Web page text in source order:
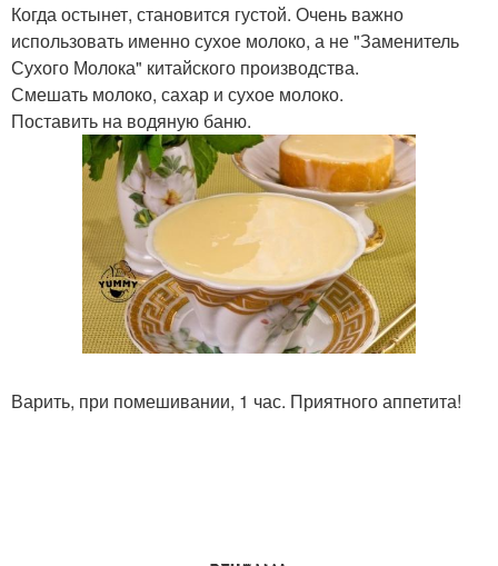
Когда остынет, становится густой. Очень важно
использовать именно сухое молоко, а не "Заменитель
Сухого Молока" китайского производства.
Смешать молоко, сахар и сухое молоко.
Поставить на водяную баню.
Варить, при помешивании, 1 час. Приятного аппетита!